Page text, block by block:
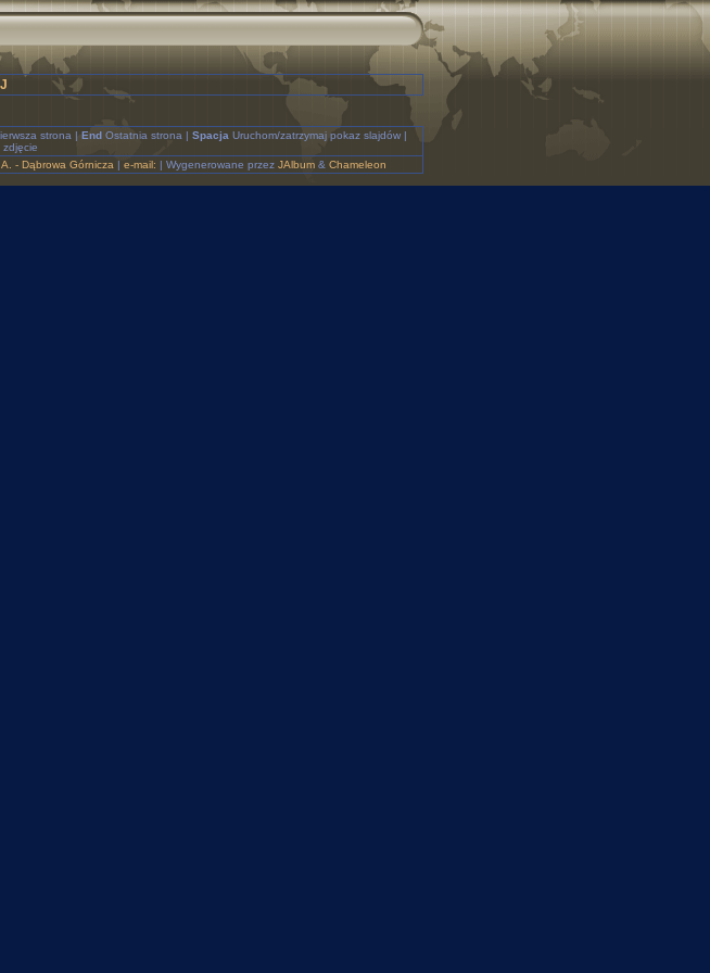
strona | EndOstatnia strona | Spacja Uruchom/zatrzymaj pokaz slajdów |
- Dąbrowa Górnicza | e-mail: | Wygenerowane przez JAlbum & Chameleon